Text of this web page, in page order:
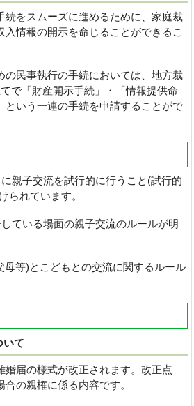
をスムーズに進めるために、家庭裁
入情報の開示を命じることができるこ
民事執行の手続においては、地方裁
で「財産開示手続」・「情報提供命
という一連の手続を申請することがで
親子交流を試行的に行うこと(試行的
られています。
ている場面の親子交流のルールが明
等)とこどもとの交流に関するルール
いて
届の様式が改正されます。改正点
の親権に係る内容です。